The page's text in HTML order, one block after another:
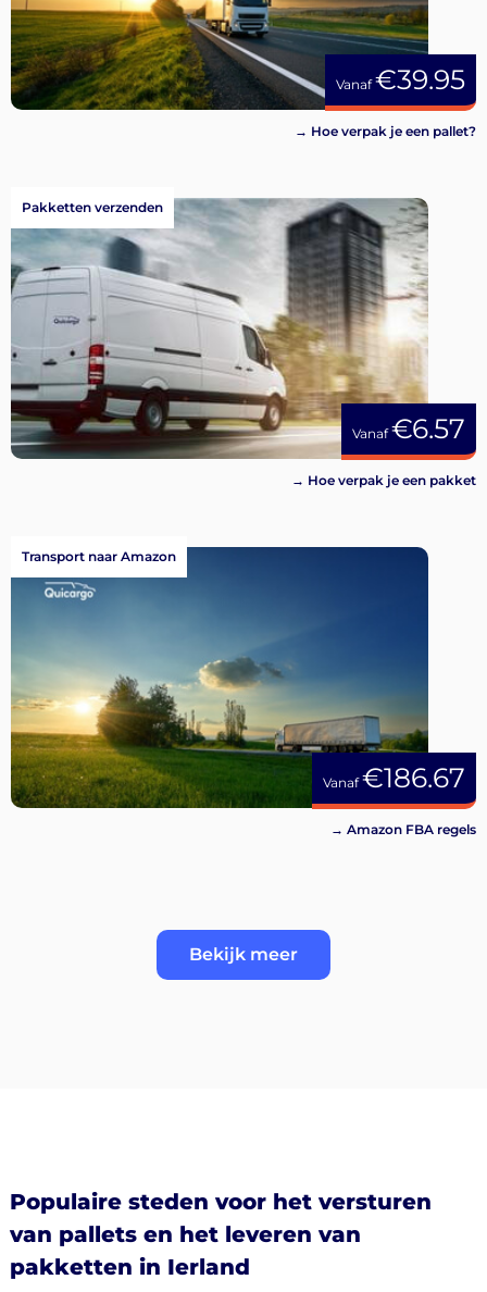
Vanaf€39.95
→ Hoe verpak je een pallet?
Vanaf€6.57
Pakketten verzenden
→ Hoe verpak je een pakket
Vanaf€186.67
Transport naar Amazon
→ Amazon FBA regels
Bekijk meer
Populaire steden voor het versturen
van pallets en het leveren van
pakketten in Ierland